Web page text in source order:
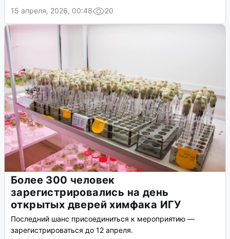
15 апреля, 2026, 00:48
20
Более 300 человек
зарегистрировались на день
открытых дверей химфака ИГУ
Последний шанс присоединиться к мероприятию —
зарегистрироваться до 12 апреля.